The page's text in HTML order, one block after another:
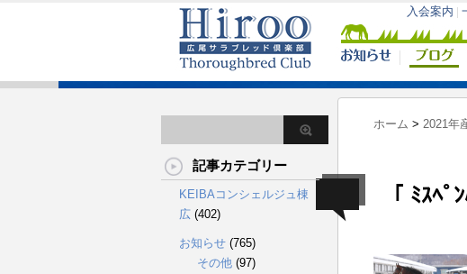
ホーム > 2021年
「 ﾐｽﾍ
記事カテゴリー
KEIBAコンシェルジュ棟
広 (402)
お知らせ (765)
その他 (97)